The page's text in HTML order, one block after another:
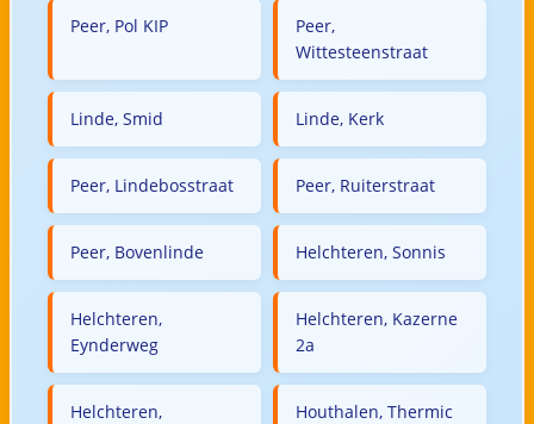
Peer, Pol KIP
Peer,
Wittesteenstraat
Linde, Smid Linde, Kerk
Peer, Lindebosstraat Peer, Ruiterstraat
Peer, Bovenlinde Helchteren, Sonnis
Helchteren,
Eynderweg
Helchteren, Kazerne
2a
Helchteren,
Houthalen, Thermic